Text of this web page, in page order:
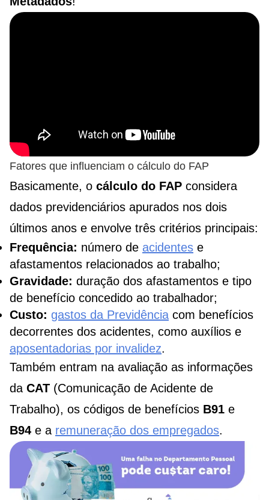
Fatores que influenciam o cálculo do FAP
Basicamente, o cálculo do FAP considera
dados previdenciários apurados nos dois
últimos anos e envolve três critérios principais:
Frequência: número de acidentes e
afastamentos relacionados ao trabalho;
Gravidade: duração dos afastamentos e tipo
de benefício concedido ao trabalhador;
Custo: gastos da Previdência com benefícios
decorrentes dos acidentes, como auxílios e
aposentadorias por invalidez.
Também entram na avaliação as informações
da CAT (Comunicação de Acidente de
Trabalho), os códigos de benefícios B91 e
B94 e a remuneração dos empregados.